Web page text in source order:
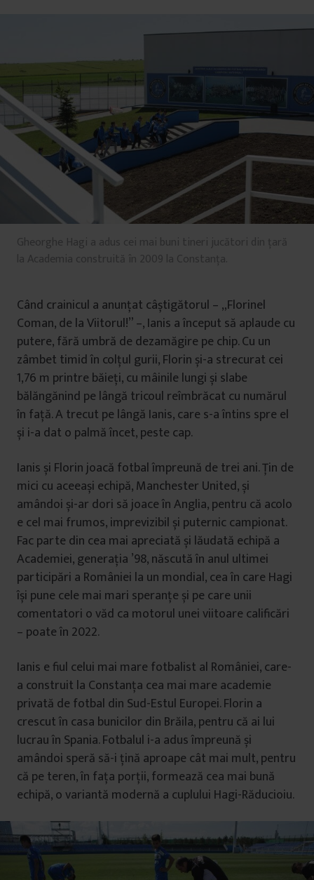
Gheorghe Hagi a adus cei mai buni tineri jucători din țară
la Academia construită în 2009 la Constanța.
Când crainicul a anunțat câștigătorul – „Florinel
Coman, de la Viitorul!” –, Ianis a început să aplaude cu
putere, fără umbră de dezamăgire pe chip. Cu un
zâmbet timid în colțul gurii, Florin și-a strecurat cei
1,76 m printre băieți, cu mâinile lungi și slabe
bălăngănind pe lângă tricoul reîmbrăcat cu numărul
în față. A trecut pe lângă Ianis, care s-a întins spre el
și i-a dat o palmă încet, peste cap.
Ianis și Florin joacă fotbal împreună de trei ani. Țin de
mici cu aceeași echipă, Manchester United, și
amândoi și-ar dori să joace în Anglia, pentru că acolo
e cel mai frumos, imprevizibil și puternic campionat.
Fac parte din cea mai apreciată și lăudată echipă a
Academiei, generația ’98, născută în anul ultimei
participări a României la un mondial, cea în care Hagi
își pune cele mai mari speranțe și pe care unii
comentatori o văd ca motorul unei viitoare calificări
– poate în 2022.
Ianis e fiul celui mai mare fotbalist al României, care-
a construit la Constanța cea mai mare academie
privată de fotbal din Sud-Estul Europei. Florin a
crescut în casa bunicilor din Brăila, pentru că ai lui
lucrau în Spania. Fotbalul i-a adus împreună și
amândoi speră să-i țină aproape cât mai mult, pentru
că pe teren, în fața porții, formează cea mai bună
echipă, o variantă modernă a cuplului Hagi-Răducioiu.